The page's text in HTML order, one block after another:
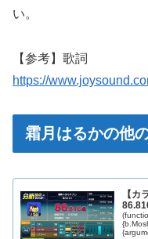
い。
【参考】歌詞
https://
霜月はるかの他
【